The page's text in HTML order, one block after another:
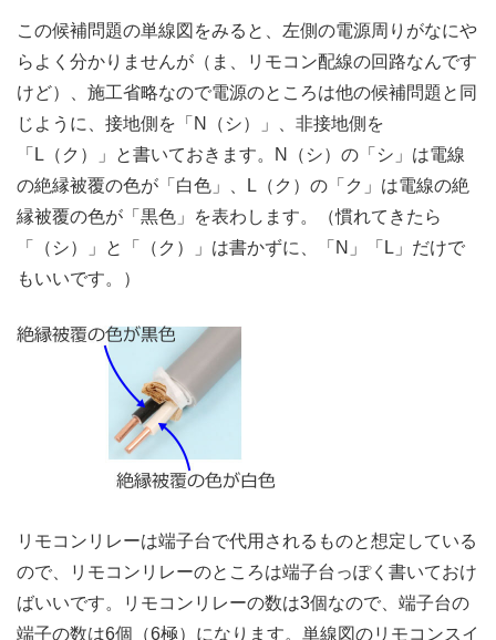
この候補問題の単線図をみると、左側の電源周りがなにや
らよく分かりませんが（ま、リモコン配線の回路なんです
けど）、施工省略なので電源のところは他の候補問題と同
じように、接地側を「N（シ）」、非接地側を
「L（ク）」と書いておきます。N（シ）の「シ」は電線
の絶縁被覆の色が「白色」、L（ク）の「ク」は電線の絶
縁被覆の色が「黒色」を表わします。（慣れてきたら
「（シ）」と「（ク）」は書かずに、「N」「L」だけで
もいいです。）
リモコンリレーは端子台で代用されるものと想定している
ので、リモコンリレーのところは端子台っぽく書いておけ
ばいいです。リモコンリレーの数は3個なので、端子台の
端子の数は6個（6極）になります。単線図のリモコンスイ